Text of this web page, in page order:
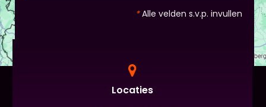
*Alle velden s.v.p. invullen
Locaties